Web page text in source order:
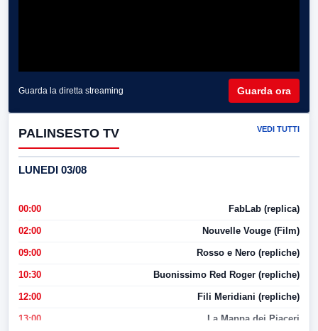
Guarda la diretta streaming Guarda ora
PALINSESTO TV VEDI TUTTI
LUNEDI 03/08
00:00 FabLab (replica)
02:00 Nouvelle Vouge (Film)
09:00 Rosso e Nero (repliche)
10:30 Buonissimo Red Roger (repliche)
12:00 Fili Meridiani (repliche)
13:00 La Mappa dei Piaceri